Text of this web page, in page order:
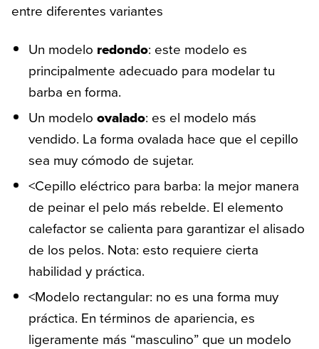
entre diferentes variantes
Un modelo redondo: este modelo es
principalmente adecuado para modelar tu
barba en forma.
Un modelo ovalado: es el modelo más
vendido. La forma ovalada hace que el cepillo
sea muy cómodo de sujetar.
<Cepillo eléctrico para barba: la mejor manera
de peinar el pelo más rebelde. El elemento
calefactor se calienta para garantizar el alisado
de los pelos. Nota: esto requiere cierta
habilidad y práctica.
<Modelo rectangular: no es una forma muy
práctica. En términos de apariencia, es
ligeramente más “masculino” que un modelo